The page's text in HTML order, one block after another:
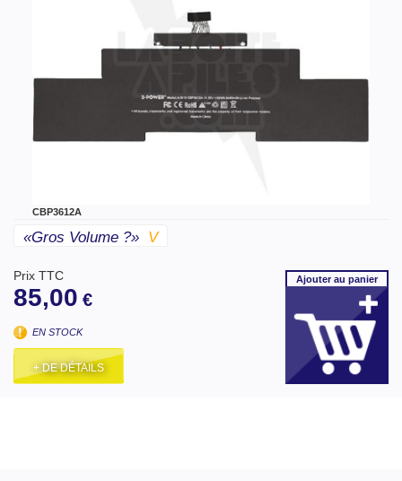
CBP3612A
«gros Volume ?» V
Prix TTC
85,00 €
EN STOCK
+ DE DÉTAILS
Ajouterau panier